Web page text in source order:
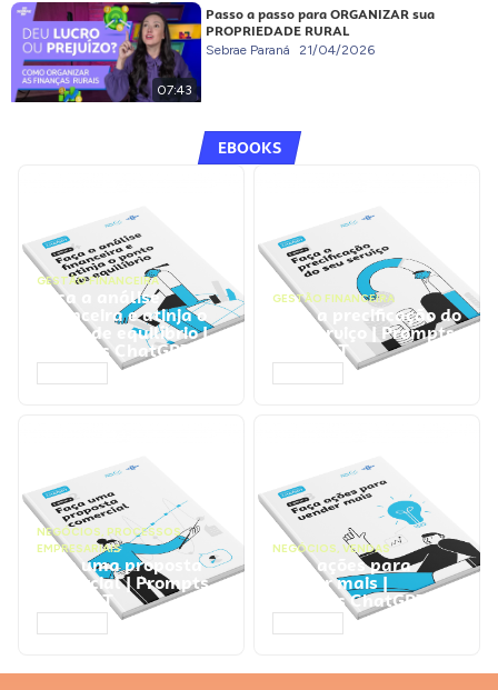
07:43
Passo a passo para ORGANIZAR sua
PROPRIEDADE RURAL
Sebrae Paraná 21/04/2026
EBOOKS
GESTÃO FINANCEIRA
Faça a análise
financeira e atinja o
ponto de equilíbrio |
Prompts ChatGPT
GESTÃO FINANCEIRA
Faça a precificação do
seu serviço | Prompts
ChatGPT
NEGÓCIOS, PROCESSOS
EMPRESARIAIS
Faça uma proposta
comercial | Prompts
ChatGPT
NEGÓCIOS, VENDAS
Faça ações para
vender mais |
Prompts ChatGPT